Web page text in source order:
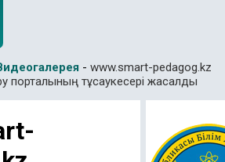
- www.smart-pedagog.kz
порталының тұсаукесері жасалды